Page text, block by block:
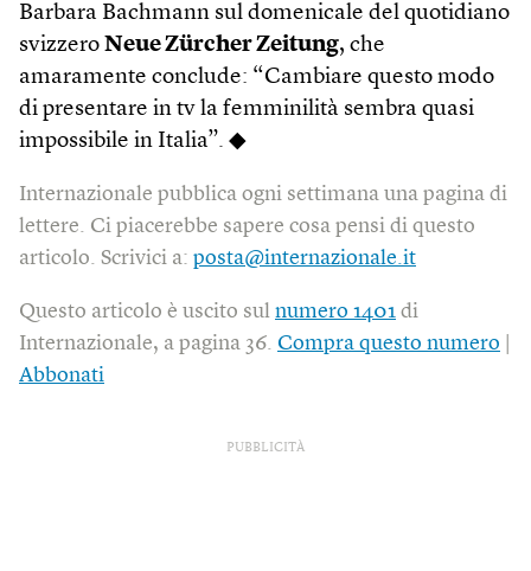
Barbara Bachmann sul domenicale del quotidiano
svizzero Neue Zürcher Zeitung, che
amaramente conclude: “Cambiare questo modo
di presentare in tv la femminilità sembra quasi
impossibile in Italia”. ◆
Internazionale pubblica ogni settimana una pagina di
lettere. Ci piacerebbe sapere cosa pensi di questo
articolo. Scrivici a: posta@internazionale.it
Questo articolo è uscito sul numero 1401 di
Internazionale, a pagina 36. Compra questo numero
Abbonati
PUBBLICITÀ